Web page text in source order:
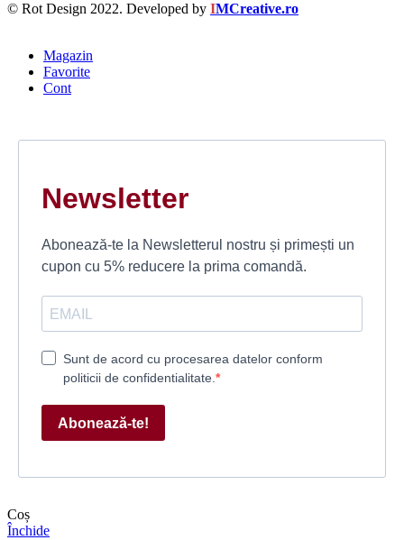
© Rot Design 2022. Developed by IMCreative.ro
Magazin
Favorite
Cont
Newsletter
Abonează-te la Newsletterul nostru și primești un
cupon cu 5% reducere la prima comandă.
Sunt de acord cu procesarea datelor conform
politicii de confidentialitate.
Abonează-te!
Coș
Închide